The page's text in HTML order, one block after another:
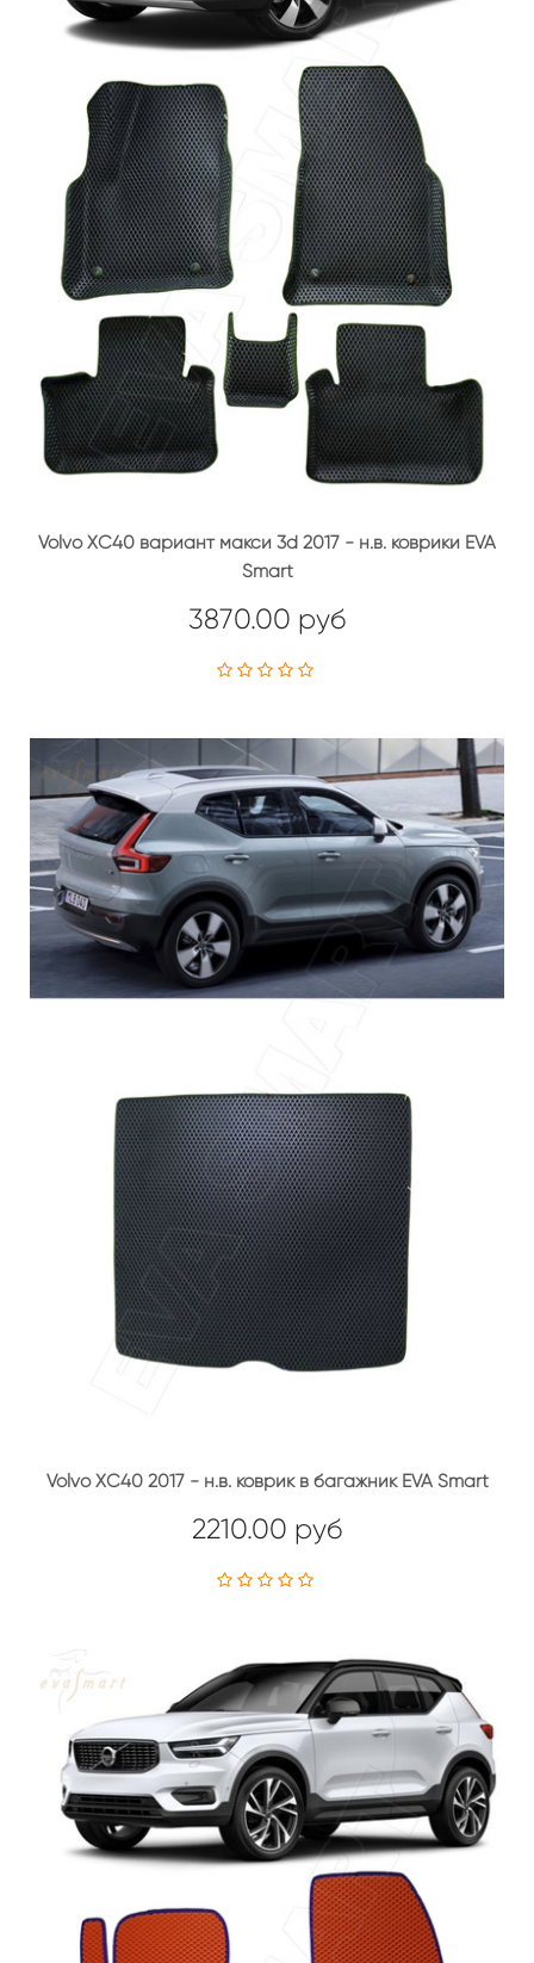
Volvo XC40 вариант макси 3d 2017 - н.в. коврики EVA
Smart
3870.00 руб
Volvo XC40 2017 - н.в. коврик в багажник EVA Smart
2210.00 руб